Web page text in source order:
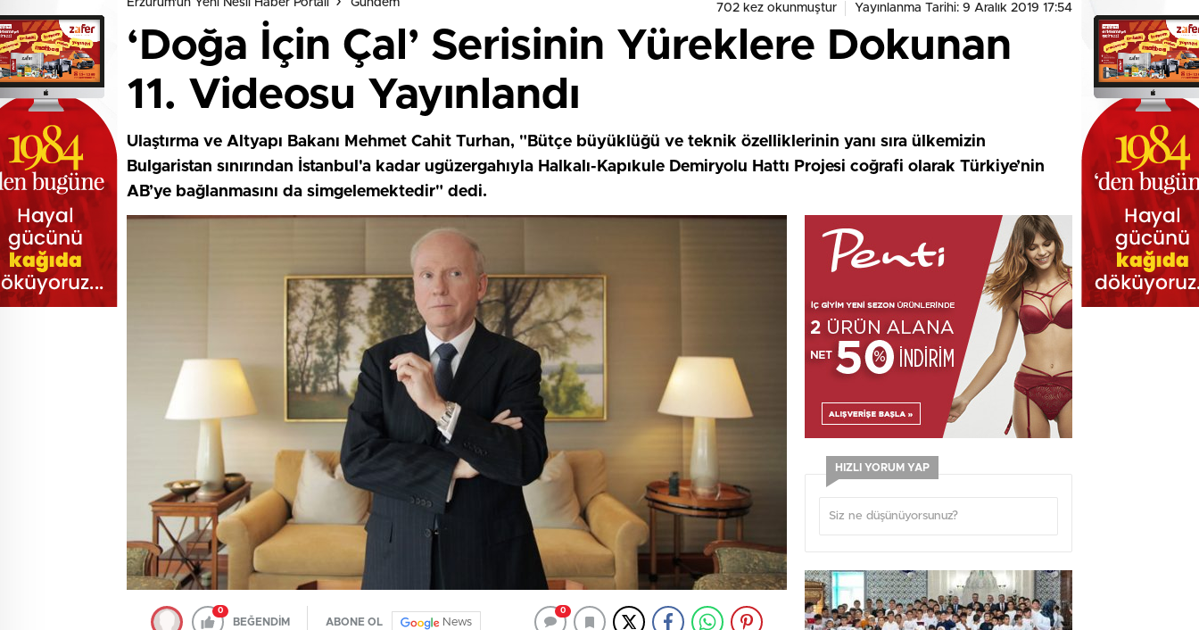
Erzurum'un Yeni Nesil Haber Portalı Gündem 702 kez okunmuştur Yayınlanma Tarihi: 9 Aralık 2019 17:54
‘Doğa İçin Çal’ Serisinin Yüreklere Dokunan
11. Videosu Yayınlandı
Ulaştırma ve Altyapı Bakanı Mehmet Cahit Turhan, "Bütçe büyüklüğü ve teknik özelliklerinin yanı sıra ülkemizin
Bulgaristan sınırından İstanbul'a kadar ugüzergahıyla Halkalı-Kapıkule Demiryolu Hattı Projesi coğrafi olarak Türkiye’nin
AB’ye bağlanmasını da simgelemektedir" dedi.
0
BEĞENDİM ABONE OL News
0
HIZLI YORUM YAP